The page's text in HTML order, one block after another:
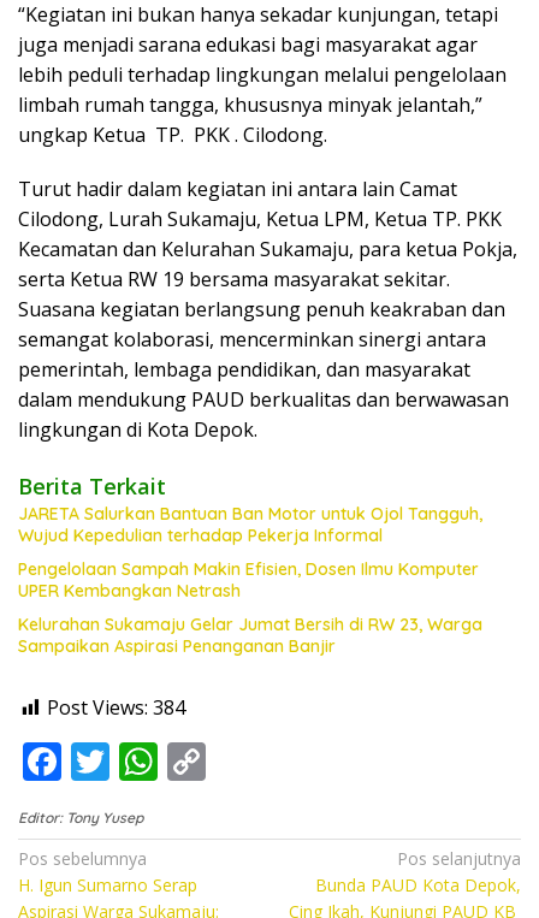
“Kegiatan ini bukan hanya sekadar kunjungan, tetapi
juga menjadi sarana edukasi bagi masyarakat agar
lebih peduli terhadap lingkungan melalui pengelolaan
limbah rumah tangga, khususnya minyak jelantah,”
ungkap Ketua TP. PKK . Cilodong.
Turut hadir dalam kegiatan ini antara lain Camat
Cilodong, Lurah Sukamaju, Ketua LPM, Ketua TP. PKK
Kecamatan dan Kelurahan Sukamaju, para ketua Pokja,
serta Ketua RW 19 bersama masyarakat sekitar.
Suasana kegiatan berlangsung penuh keakraban dan
semangat kolaborasi, mencerminkan sinergi antara
pemerintah, lembaga pendidikan, dan masyarakat
dalam mendukung PAUD berkualitas dan berwawasan
lingkungan di Kota Depok.
Berita Terkait
JARETA Salurkan Bantuan Ban Motor untuk Ojol Tangguh,
Wujud Kepedulian terhadap Pekerja Informal
Pengelolaan Sampah Makin Efisien, Dosen Ilmu Komputer
UPER Kembangkan Netrash
Kelurahan Sukamaju Gelar Jumat Bersih di RW 23, Warga
Sampaikan Aspirasi Penanganan Banjir
Post Views: 384
F
ac
e
b
T
w
itt
er
W
at
s
p
Editor: Tony Yusep
Navigasi
pos
Pos sebelumnya
H. Igun Sumarno Serap
Aspirasi Warga Sukamaju:
Pos selanjutnya
Bunda PAUD Kota Depok,
Cing Ikah, Kunjungi PAUD KB